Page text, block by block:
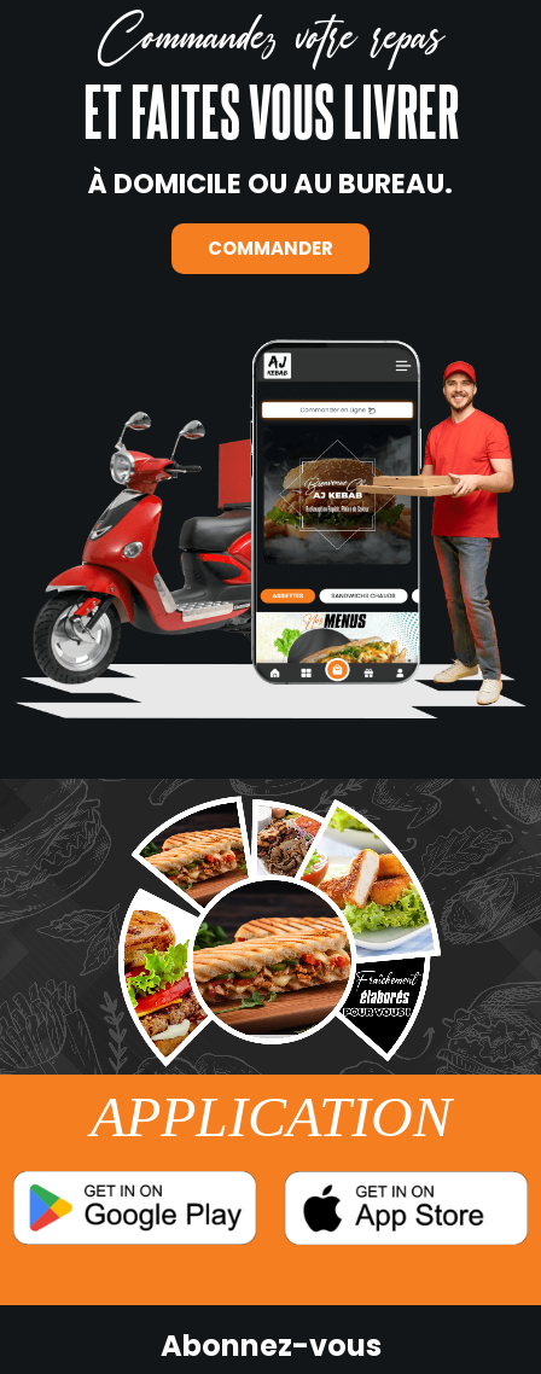
Commandez votre repas
ET FAITES VOUS LIVRER
À DOMICILE OU AU BUREAU.
COMMANDER
APPLICATION
Abonnez-vous